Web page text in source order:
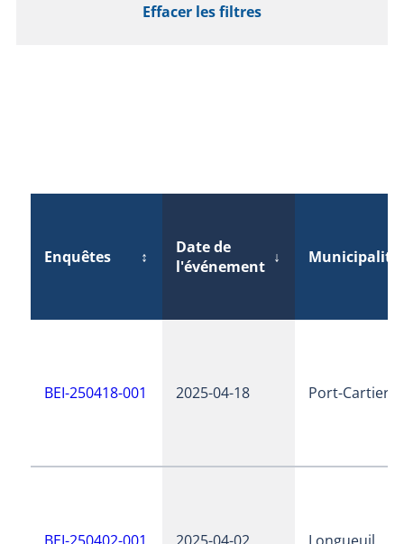
Effacer les filtres
Enquêtes ↕
Date de
l'événement ↓ Municipalité
BEI-250418-001 2025-04-18 Port-Cartier